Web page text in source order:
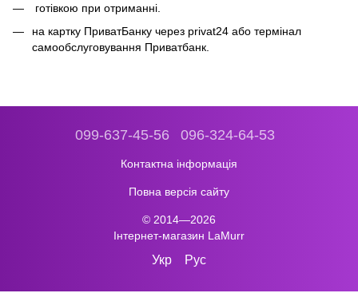
готівкою при отриманні.
на картку ПриватБанку через privat24 або термінал
самообслуговування Приватбанк.
099-637-45-56 096-324-64-53
Контактна інформація
Повна версія сайту
© 2014—2026
Інтернет-магазин LaMurr
Укр Рус